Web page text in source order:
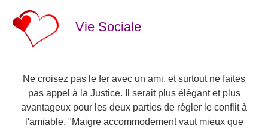
Vie Sociale
Ne croisez pas le fer avec un ami, et surtout ne faites
pas appel à la Justice. Il serait plus élégant et plus
avantageux pour les deux parties de régler le conflit à
l'amiable. "Maigre accommodement vaut mieux que